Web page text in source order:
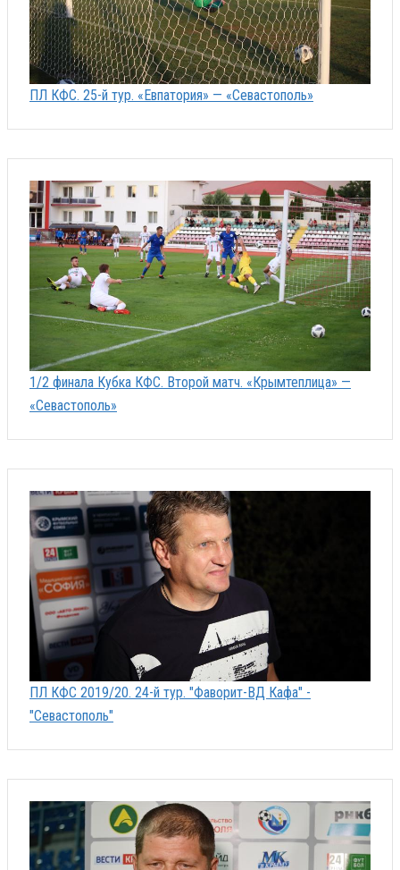
ПЛ КФС. 25-й тур. «Евпатория» — «Севастополь»
1/2 финала Кубка КФС. Второй матч. «Крымтеплица» —
«Севастополь»
ПЛ КФС 2019/20. 24-й тур. "Фаворит-ВД Кафа" -
"Севастополь"